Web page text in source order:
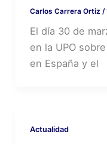
Carlos Carrera Ortiz /
El día 30 de
en la UPO
en España y el
Actualidad